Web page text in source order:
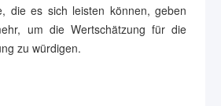
die es sich leisten können, geben
um die Wertschätzung für die
zu würdigen.